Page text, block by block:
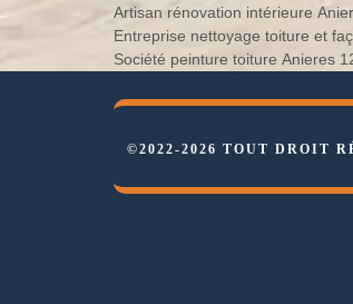
Artisan rénovation intérieure
Entreprise nettoyage toiture et
Société peinture toiture Anieres
©2022-2026 TOUT DROIT